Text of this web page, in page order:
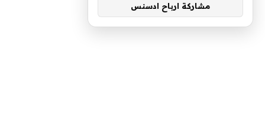
مشاركة ارباح ادسنس